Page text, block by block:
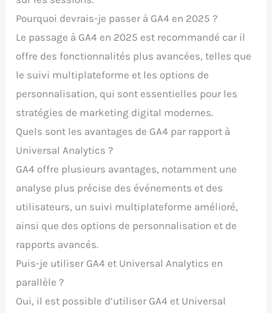
Pourquoi devrais-je passer à GA4 en 2025 ?
Le passage à GA4 en 2025 est recommandé car il
offre des fonctionnalités plus avancées, telles que
le suivi multiplateforme et les options de
personnalisation, qui sont essentielles pour les
stratégies de marketing digital modernes.
Quels sont les avantages de GA4 par rapport à
Universal Analytics ?
GA4 offre plusieurs avantages, notamment une
analyse plus précise des événements et des
utilisateurs, un suivi multiplateforme amélioré,
ainsi que des options de personnalisation et de
rapports avancés.
Puis-je utiliser GA4 et Universal Analytics en
parallèle ?
Oui, il est possible d’utiliser GA4 et Universal